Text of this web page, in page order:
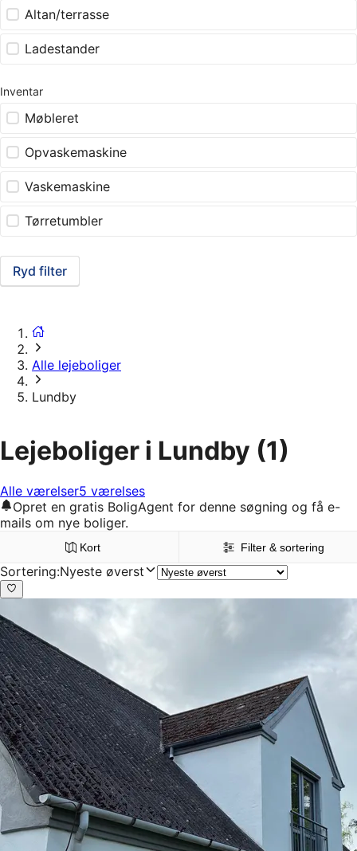
Altan/terrasse
Ladestander
Inventar
Møbleret
Opvaskemaskine
Vaskemaskine
Tørretumbler
Ryd filter
Alle lejeboliger
Lundby
Lejeboliger i Lundby (1)
Alle værelser5 værelses
Opret en gratis BoligAgent for denne søgning og få e-
mails om nye boliger.
Kort Filter & sortering
Sortering:Nyeste øverst